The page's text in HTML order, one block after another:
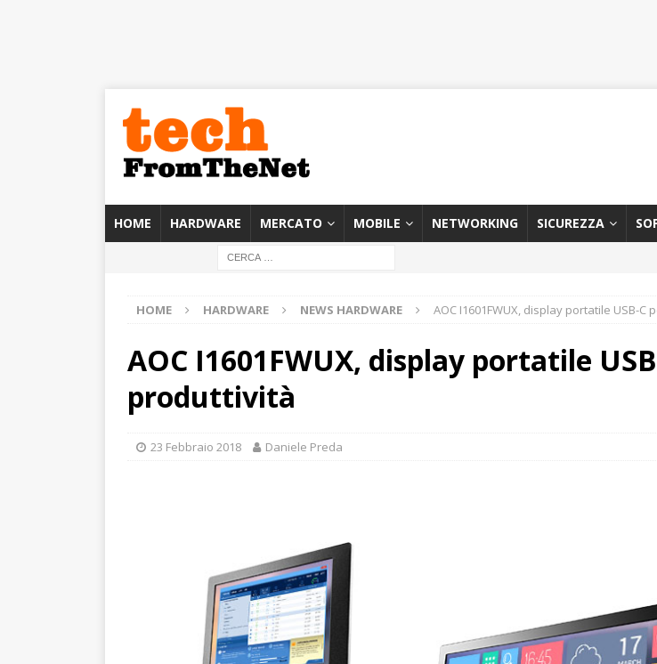
HOME HARDWARE MERCATO MOBILE NETWORKING SICUREZZA
HOME HARDWARE NEWS HARDWARE AOC I1601FWUX, display portatile USB-C
AOC I1601FWUX, display portatile
produttività
23 Febbraio 2018 Daniele Preda